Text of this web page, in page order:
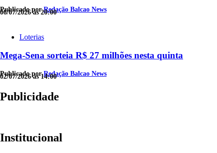
Publicado porRedação Balcao News
06/07/2026 às 20:00
Loterias
Mega-Sena sorteia R$ 27 milhões nesta quinta
Publicado porRedação Balcao News
02/07/2026 às 14:00
Publicidade
Institucional